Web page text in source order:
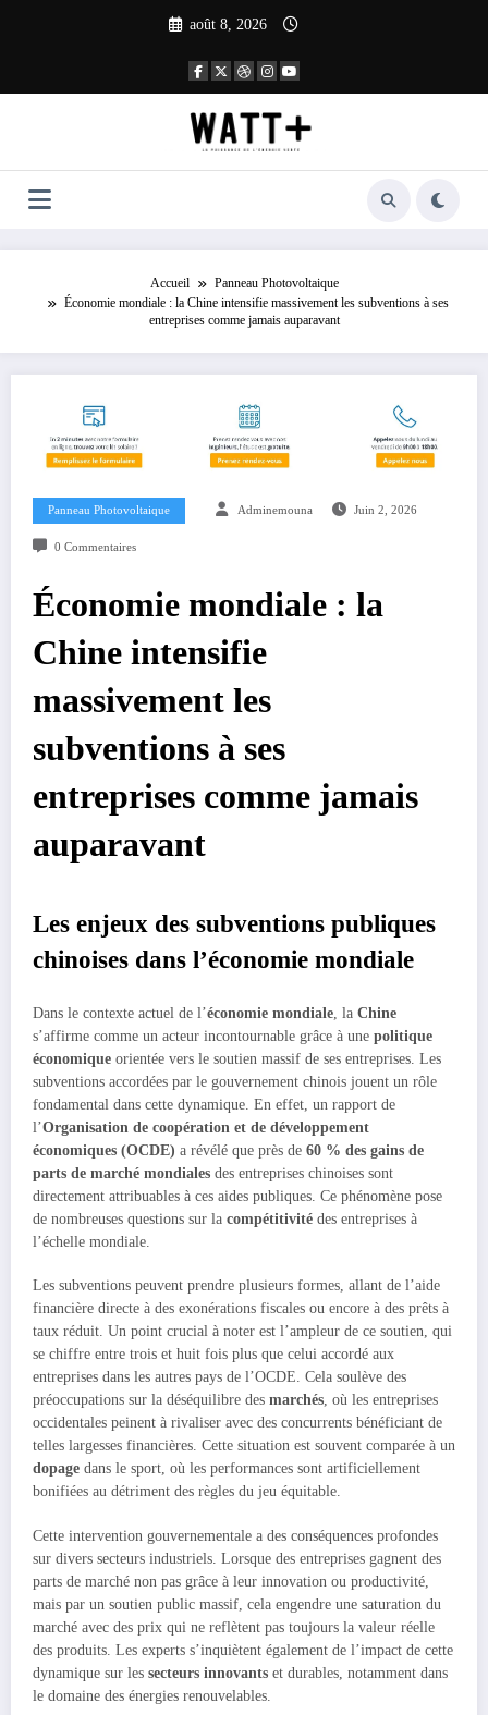
août 8, 2026
Accueil
Panneau Photovoltaique
Économie mondiale : la Chine intensifie massivement les subventions à ses
entreprises comme jamais auparavant
Panneau Photovoltaique Adminemouna Juin 2, 2026
0 Commentaires
Économie mondiale : la
Chine intensifie
massivement les
subventions à ses
entreprises comme jamais
auparavant
Les enjeux des subventions publiques
chinoises dans l’économie mondiale
Dans le contexte actuel de l’économie mondiale, la Chine
s’affirme comme un acteur incontournable grâce à une politique
économique orientée vers le soutien massif de ses entreprises. Les
subventions accordées par le gouvernement chinois jouent un rôle
fondamental dans cette dynamique. En effet, un rapport de
l’Organisation de coopération et de développement
économiques (OCDE) a révélé que près de 60 % des gains de
parts de marché mondiales des entreprises chinoises sont
directement attribuables à ces aides publiques. Ce phénomène pose
de nombreuses questions sur la compétitivité des entreprises à
l’échelle mondiale.
Les subventions peuvent prendre plusieurs formes, allant de l’aide
financière directe à des exonérations fiscales ou encore à des prêts à
taux réduit. Un point crucial à noter est l’ampleur de ce soutien, qui
se chiffre entre trois et huit fois plus que celui accordé aux
entreprises dans les autres pays de l’OCDE. Cela soulève des
préoccupations sur la déséquilibre des marchés, où les entreprises
occidentales peinent à rivaliser avec des concurrents bénéficiant de
telles largesses financières. Cette situation est souvent comparée à un
dopage dans le sport, où les performances sont artificiellement
bonifiées au détriment des règles du jeu équitable.
Cette intervention gouvernementale a des conséquences profondes
sur divers secteurs industriels. Lorsque des entreprises gagnent des
parts de marché non pas grâce à leur innovation ou productivité,
mais par un soutien public massif, cela engendre une saturation du
marché avec des prix qui ne reflètent pas toujours la valeur réelle
des produits. Les experts s’inquiètent également de l’impact de cette
dynamique sur les secteurs innovants et durables, notamment dans
le domaine des énergies renouvelables.